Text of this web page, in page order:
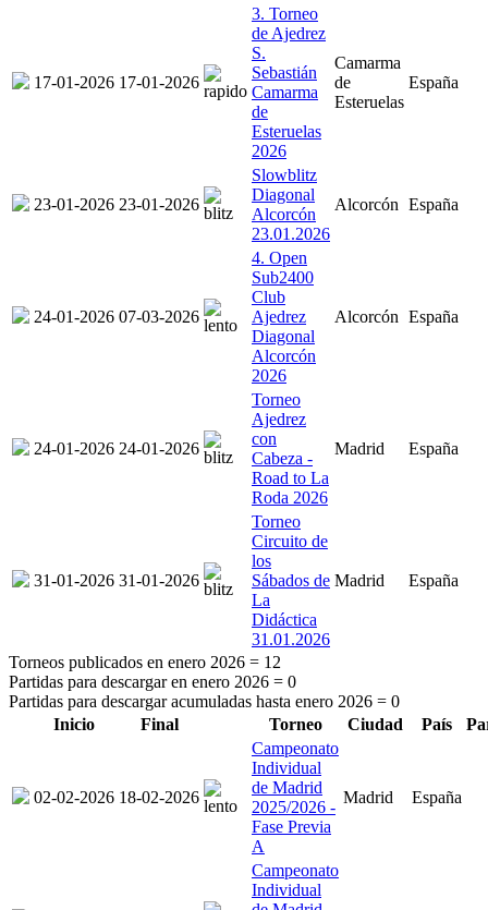
17-01-2026 17-01-2026
3. Torneo
de Ajedrez
S.
Sebastián
Camarma
de
Esteruelas
2026
Camarma
de
Esteruelas
España
23-01-2026 23-01-2026
Slowblitz
Diagonal
Alcorcón
23.01.2026
Alcorcón España
24-01-2026 07-03-2026
4. Open
Sub2400
Club
Ajedrez
Diagonal
Alcorcón
2026
Alcorcón España
24-01-2026 24-01-2026
Torneo
Ajedrez
con
Cabeza -
Road to La
Roda 2026
Madrid España
31-01-2026 31-01-2026
Torneo
Circuito de
los
Sábados de
La
Didáctica
31.01.2026
Madrid España
Torneos publicados en enero 2026 = 12
Partidas para descargar en enero 2026 = 0
Partidas para descargar acumuladas hasta enero 2026 = 0
Inicio
Final Torneo Ciudad País
02-02-2026 18-02-2026
Campeonato
Individual
de Madrid
2025/2026 -
Fase Previa
A
Madrid España
Campeonato
Individual